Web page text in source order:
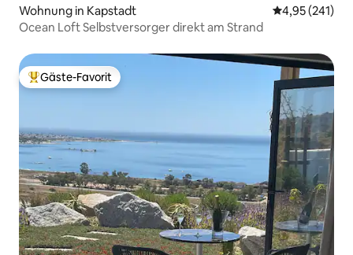
Wohnung in Kapstadt
4,95 (241)
Ocean Loft Selbstversorger direkt am Strand
Beliebter Gäste-Favorit.
Gäste-Favorit